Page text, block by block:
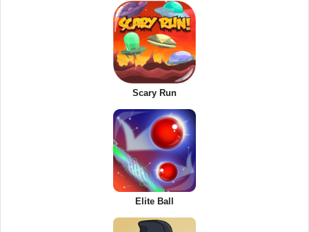
Scary Run
Elite Ball